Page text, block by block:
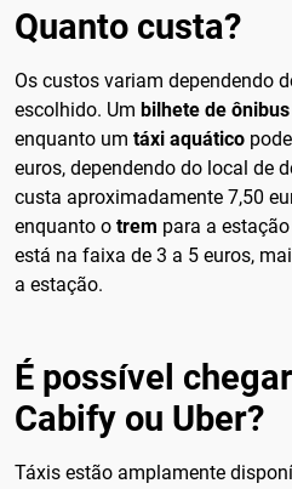
Quanto custa?
Os custos variam dependendo
escolhido. Um bilhete de ônibus
enquanto um táxi aquático
euros, dependendo do local de
custa aproximadamente 7,50
enquanto o trem para a
está na faixa de 3 a 5 euros,
a estação.
É possível
Cabify ou Uber?
Táxis estão amplamente